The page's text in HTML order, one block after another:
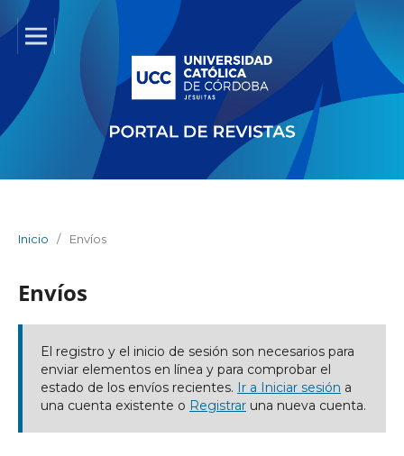
Inicio / Envíos
Envíos
El registro y el inicio de sesión son necesarios para
enviar elementos en línea y para comprobar el
estado de los envíos recientes. Ir a Iniciar sesión a
una cuenta existente o Registraruna nueva cuenta.